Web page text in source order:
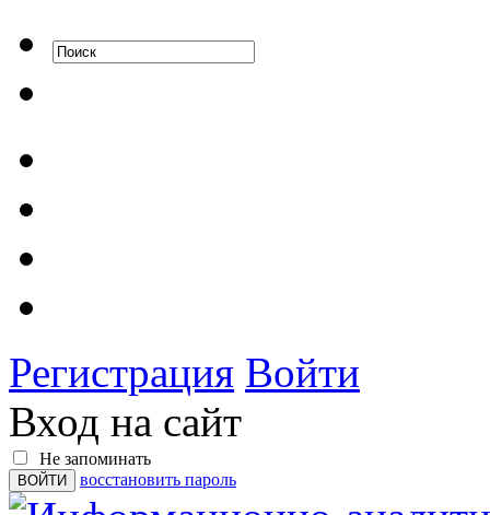
Регистрация Войти
Вход на сайт
Не запоминать
восстановить пароль